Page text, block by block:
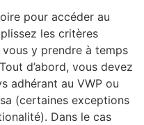
pour accéder au
les critères
y prendre à temps
d’abord, vous devez
adhérant au VWP ou
(certaines exceptions
Dans le cas